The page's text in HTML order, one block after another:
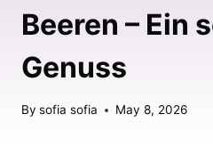
Beeren – Ein
Genuss
By sofia sofia May 8, 2026